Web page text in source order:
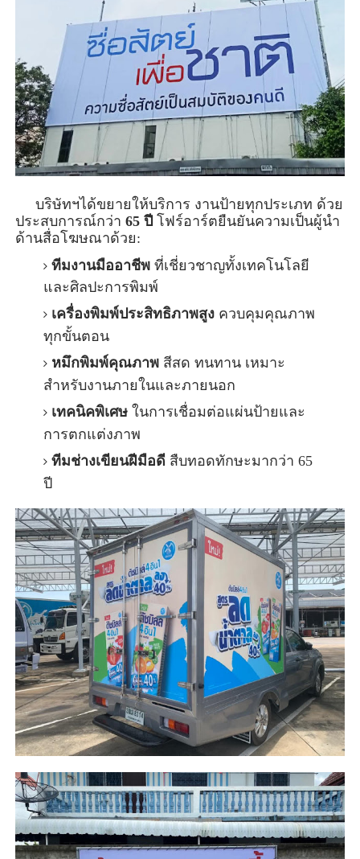
     บริษัทฯได้ขยายให้บริการ งานป้ายทุกประเภท
ด้วย
ประสบการณ์กว่า 65 ปี โฟร์อาร์ตยืนยันความเป็นผู้นำ
ด้านสื่อโฆษณาด้วย:
ทีมงานมืออาชีพที่เชี่ยวชาญทั้งเทคโนโลยี
และศิลปะการพิมพ์
เครื่องพิมพ์ประสิทธิภาพสูงควบคุมคุณภาพ
ทุกขั้นตอน
หมึกพิมพ์คุณภาพสีสด ทนทาน เหมาะ
สำหรับงานภายในและภายนอก
เทคนิคพิเศษในการเชื่อมต่อแผ่นป้ายและ
การตกแต่งภาพ
ทีมช่างเขียนฝีมือดี สืบทอดทักษะมากว่า 65
ปี